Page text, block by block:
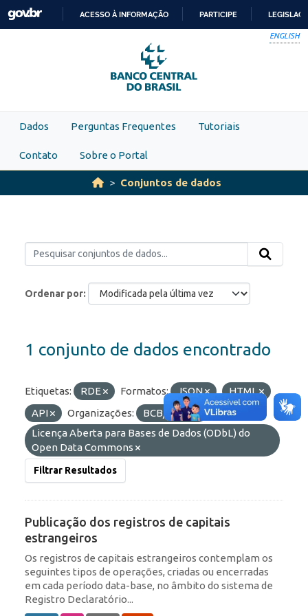
Skip to main content
PARA
O
CONTEÚDO
ACESSO À INFORMAÇÃO PARTICIPE
ENGLISH
Dados Perguntas Frequentes Tutoriais
Contato Sobre o Portal
Conjuntos de dados
Ordenar por
1 conjunto de dados encontrado
Etiquetas: RDE Formatos: JSON
HTML
API
Organizações: BCB/Dstat
Licenças:
Licença Aberta para Bases de Dados (ODbL) do
Open Data Commons
Filtrar Resultados
Publicação dos registros de capitais
estrangeiros
Os registros de capitais estrangeiros contemplam os
seguintes tipos de operações, criadas ou encerradas
em cada período data-base, no âmbito do sistema de
Registro Declaratório...